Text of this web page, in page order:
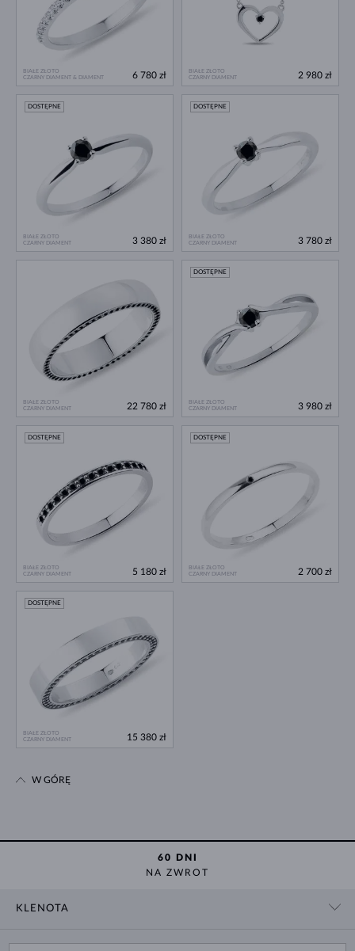
BIAŁE ZŁOTO
CZARNY DIAMENT & DIAMENT
6 780 zł
BIAŁE ZŁOTO
CZARNY DIAMENT
2 980 zł
BIAŁE ZŁOTO
CZARNY DIAMENT
DOSTĘPNE
3 380 zł
BIAŁE ZŁOTO
CZARNY DIAMENT
DOSTĘPNE
3 780 zł
BIAŁE ZŁOTO
CZARNY DIAMENT
22 780 zł
BIAŁE ZŁOTO
CZARNY DIAMENT
DOSTĘPNE
3 980 zł
BIAŁE ZŁOTO
CZARNY DIAMENT
DOSTĘPNE
5 180 zł
BIAŁE ZŁOTO
CZARNY DIAMENT
DOSTĘPNE
2 700 zł
BIAŁE ZŁOTO
CZARNY DIAMENT
DOSTĘPNE
15 380 zł
W GÓRĘ
60 DNI
NA ZWROT
KLENOTA